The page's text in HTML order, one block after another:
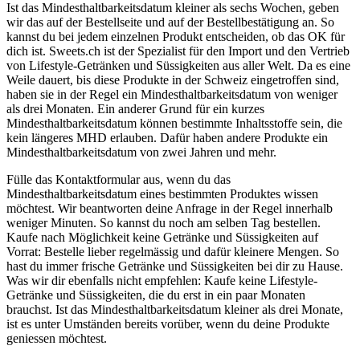
Ist das Mindesthaltbarkeitsdatum kleiner als sechs Wochen, geben
wir das auf der Bestellseite und auf der Bestellbestätigung an. So
kannst du bei jedem einzelnen Produkt entscheiden, ob das OK für
dich ist. Sweets.ch ist der Spezialist für den Import und den Vertrieb
von Lifestyle-Getränken und Süssigkeiten aus aller Welt. Da es eine
Weile dauert, bis diese Produkte in der Schweiz eingetroffen sind,
haben sie in der Regel ein Mindesthaltbarkeitsdatum von weniger
als drei Monaten. Ein anderer Grund für ein kurzes
Mindesthaltbarkeitsdatum können bestimmte Inhaltsstoffe sein, die
kein längeres MHD erlauben. Dafür haben andere Produkte ein
Mindesthaltbarkeitsdatum von zwei Jahren und mehr.
Fülle das Kontaktformular aus, wenn du das
Mindesthaltbarkeitsdatum eines bestimmten Produktes wissen
möchtest. Wir beantworten deine Anfrage in der Regel innerhalb
weniger Minuten. So kannst du noch am selben Tag bestellen.
Kaufe nach Möglichkeit keine Getränke und Süssigkeiten auf
Vorrat: Bestelle lieber regelmässig und dafür kleinere Mengen. So
hast du immer frische Getränke und Süssigkeiten bei dir zu Hause.
Was wir dir ebenfalls nicht empfehlen: Kaufe keine Lifestyle-
Getränke und Süssigkeiten, die du erst in ein paar Monaten
brauchst. Ist das Mindesthaltbarkeitsdatum kleiner als drei Monate,
ist es unter Umständen bereits vorüber, wenn du deine Produkte
geniessen möchtest.